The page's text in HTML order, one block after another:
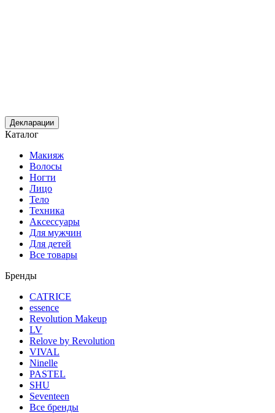
Декларации
Каталог
Макияж
Волосы
Ногти
Лицо
Тело
Техника
Аксессуары
Для мужчин
Для детей
Все товары
Бренды
CATRICE
essence
Revolution Makeup
LV
Relove by Revolution
VIVAL
Ninelle
PASTEL
SHU
Seventeen
Все бренды